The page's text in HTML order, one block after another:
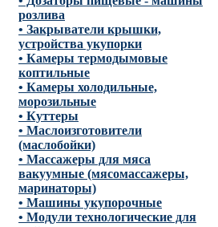
розлива
• Закрыватели крышки,
устройства укупорки
• Камеры термодымовые
коптильные
• Камеры холодильные,
морозильные
• Куттеры
• Маслоизготовители
(маслобойки)
• Массажеры для мяса
вакуумные (мясомассажеры,
маринаторы)
• Машины укупорочные
• Модули технологические для